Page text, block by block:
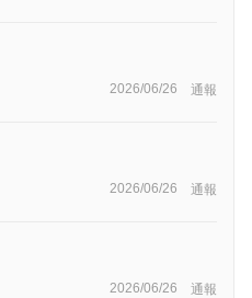
2026/06/26 通報
2026/06/26 通報
2026/06/26 通報